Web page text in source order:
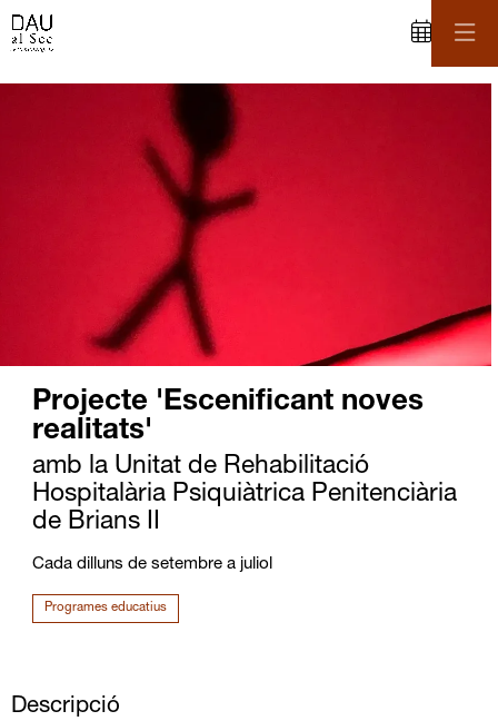
Projecte 'Escenificant noves
realitats'
amb la Unitat de Rehabilitació
Hospitalària Psiquiàtrica Penitenciària
de Brians II
Cada dilluns de setembre a juliol
Programes educatius
Descripció